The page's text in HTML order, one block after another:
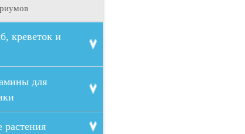
креветок и
для